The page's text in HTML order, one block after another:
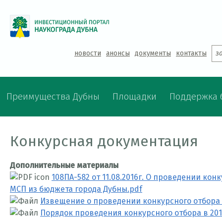
новости анонсы документы контакты
Преимущества Дубны Площадки Поддержка
Конкурсная документация
Дополнительные материалы
108ПА-582 от 11.08.2016г. О проведении
МСП из бюджета города Дубны.pdf
Извещение о проведении конкурсного
Порядок проведения конкурсного отбора в